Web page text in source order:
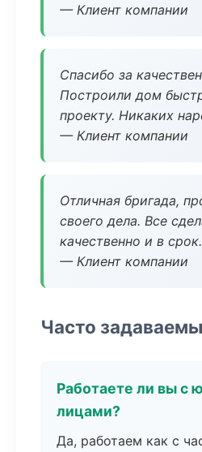
— Клиент компании
Спасибо за
Построили дом
проекту. Никаких
— Клиент компании
Отличная бригада,
своего дела. Все
качественно и в
— Клиент компании
Часто
Работаете ли вы с
лицами?
Да, работаем как с